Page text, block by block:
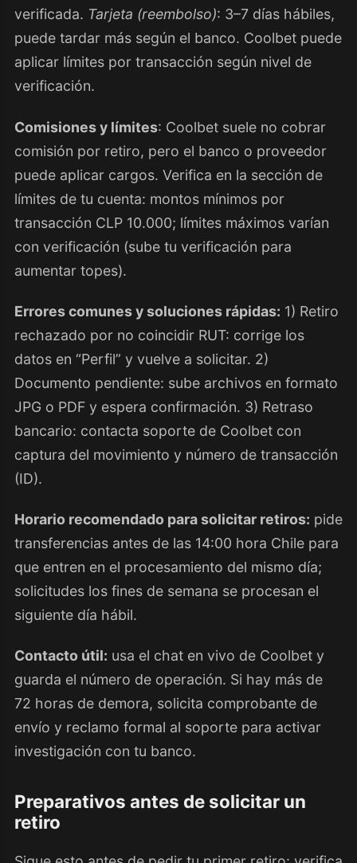
verificada. Tarjeta (reembolso): 3–7 días hábiles,
puede tardar más según el banco. Coolbet puede
aplicar límites por transacción según nivel de
verificación.
Comisiones y límites: Coolbet suele no cobrar
comisión por retiro, pero el banco o proveedor
puede aplicar cargos. Verifica en la sección de
límites de tu cuenta: montos mínimos por
transacción CLP 10.000; límites máximos varían
con verificación (sube tu verificación para
aumentar topes).
Errores comunes y soluciones rápidas: 1) Retiro
rechazado por no coincidir RUT: corrige los
datos en “Perfil” y vuelve a solicitar. 2)
Documento pendiente: sube archivos en formato
JPG o PDF y espera confirmación. 3) Retraso
bancario: contacta soporte de Coolbet con
captura del movimiento y número de transacción
(ID).
Horario recomendado para solicitar retiros: pide
transferencias antes de las 14:00 hora Chile para
que entren en el procesamiento del mismo día;
solicitudes los fines de semana se procesan el
siguiente día hábil.
Contacto útil: usa el chat en vivo de Coolbet y
guarda el número de operación. Si hay más de
72 horas de demora, solicita comprobante de
envío y reclamo formal al soporte para activar
investigación con tu banco.
Preparativos antes de solicitar un
retiro